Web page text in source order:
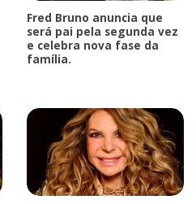
Fred Bruno anuncia que
será pai pela segunda vez
e celebra nova fase da
família.